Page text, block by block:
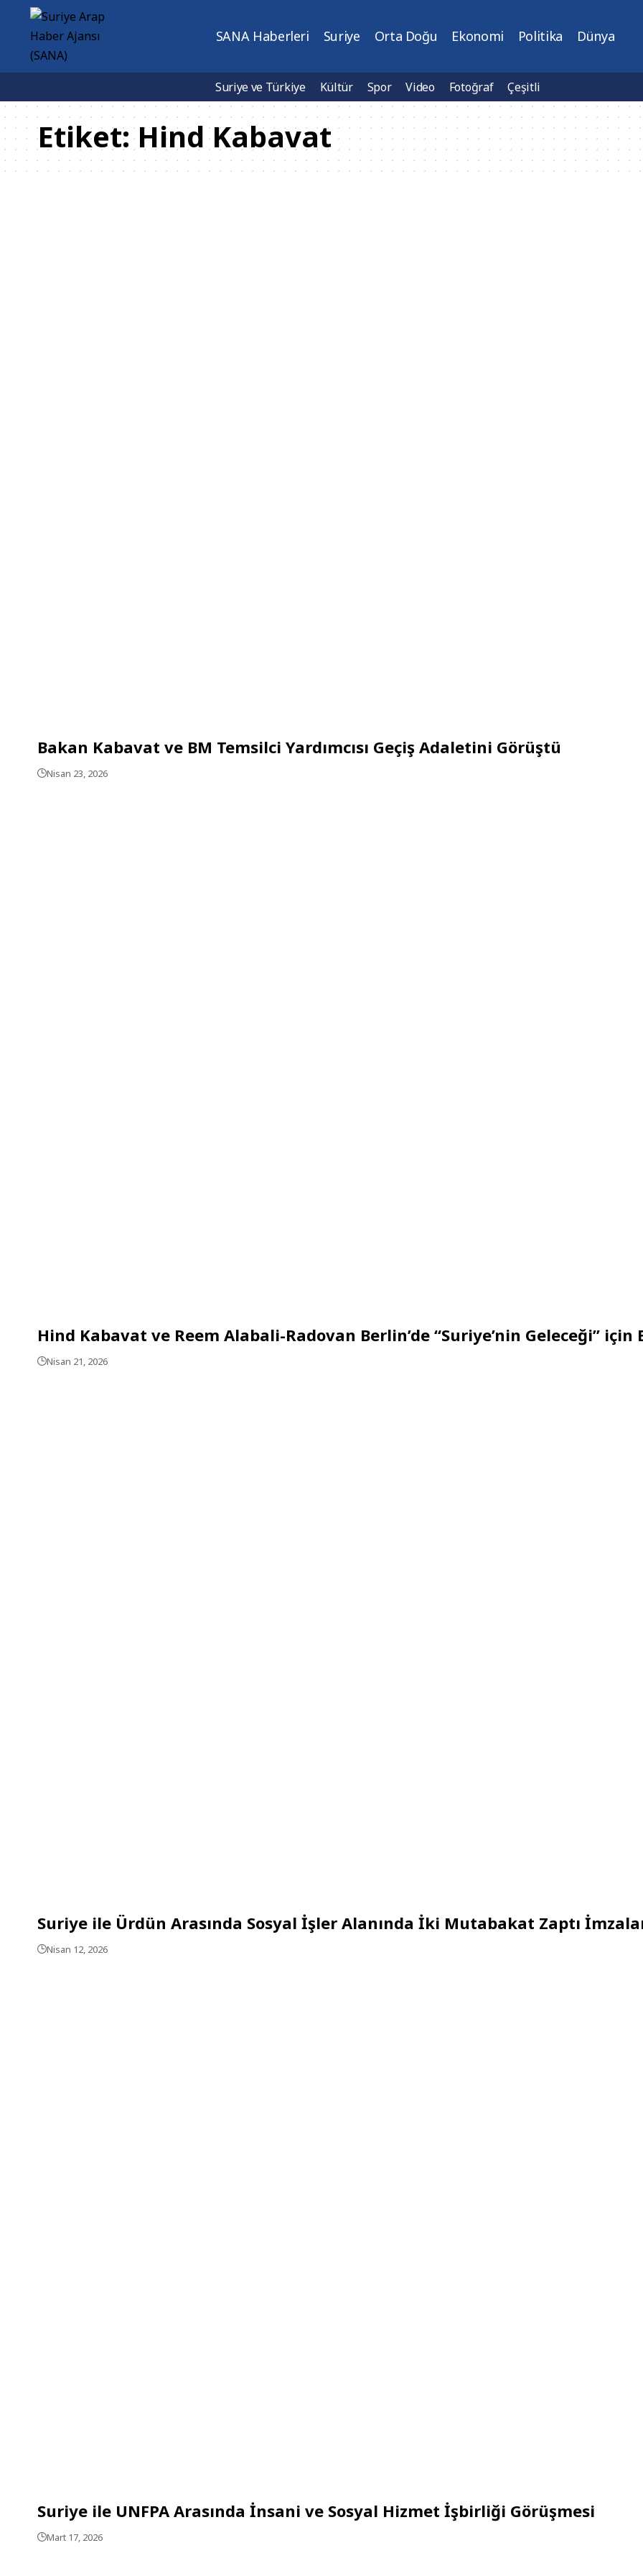
SANA Haberleri Suriye Orta Doğu Ekonomi Politika Dünya
Suriye ve Türkiye Kültür Spor Video Fotoğraf Çeşitli
Etiket:Hind Kabavat
Bakan Kabavat ve BM Temsilci Yardımcısı Geçiş Adaletini Görüştü
Nisan 23, 2026
Hind Kabavat ve Reem Alabali-Radovan Berlin’de “Suriye’nin Geleceği” için
Nisan 21, 2026
Suriye ile Ürdün Arasında Sosyal İşler Alanında İki Mutabakat Zaptı
Nisan 12, 2026
Suriye ile UNFPA Arasında İnsani ve Sosyal Hizmet İşbirliği Görüşmesi
Mart 17, 2026